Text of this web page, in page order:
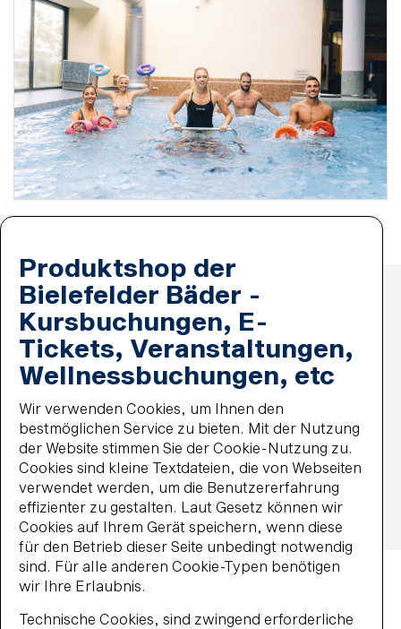
Zahlmethoden
Lastschrift
MasterCard
paypal
Wiederkehrende Lastschrift
Visa
Datenschutz
Widerrufsbelehrung
Vertrag widerrufen
Barrierefreiheit
Impressum
AGB
Datenschutz
Widerrufsbelehrung
Haus- und Badeordnung
© 2026 BBF-Bielefelder Bäder und Freizeit GmbH
Produktshop der
Bielefelder Bäder -
Kursbuchungen, E-
Tickets, Veranstaltungen,
Wellnessbuchungen, etc
Wir verwenden Cookies, um Ihnen den
bestmöglichen Service zu bieten. Mit der Nutzung
der Website stimmen Sie der Cookie-Nutzung zu.
Cookies sind kleine Textdateien, die von Webseiten
verwendet werden, um die Benutzererfahrung
effizienter zu gestalten. Laut Gesetz können wir
Cookies auf Ihrem Gerät speichern, wenn diese
für den Betrieb dieser Seite unbedingt notwendig
sind. Für alle anderen Cookie-Typen benötigen
wir Ihre Erlaubnis.
Technische Cookies, sind zwingend erforderliche